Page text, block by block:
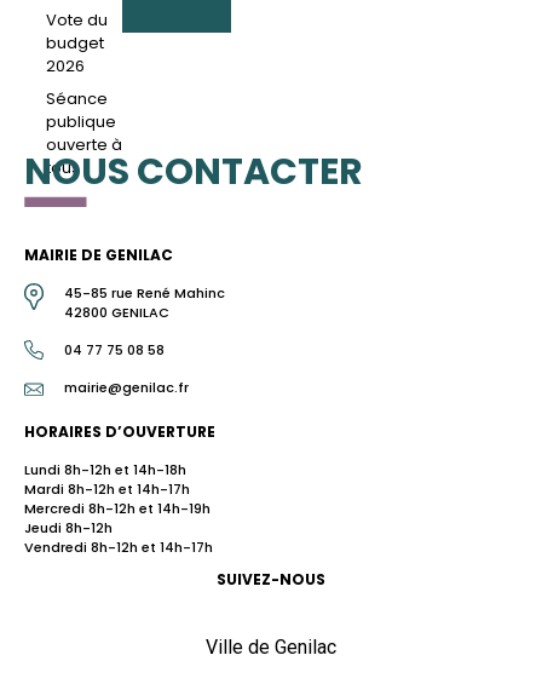
Vote du
budget
2026
Séance
publique
ouverte à
tous
NOUS CONTACTER
MAIRIE DE GENILAC
45-85 rue René Mahinc
42800 GENILAC
04 77 75 08 58
mairie@genilac.fr
HORAIRES D’OUVERTURE
Lundi 8h-12h et 14h-18h
Mardi 8h-12h et 14h-17h
Mercredi 8h-12h et 14h-19h
Jeudi 8h-12h
Vendredi 8h-12h et 14h-17h
SUIVEZ-NOUS
Ville de Genilac